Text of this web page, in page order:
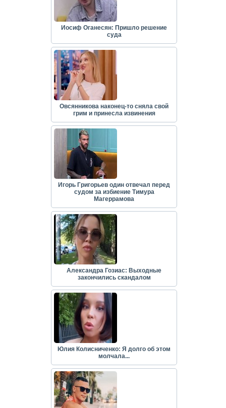
Иосиф Оганесян: Пришло решение
суда
Овсянникова наконец-то сняла свой
грим и принесла извинения
Игорь Григорьев один отвечал перед
судом за избиение Тимура
Магеррамова
Александра Гозиас: Выходные
закончились скандалом
Юлия Колисниченко: Я долго об этом
молчала...